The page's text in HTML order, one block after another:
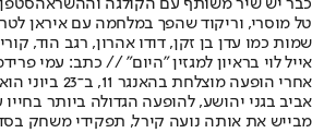
כבר יש שיר משותף עם הקולגה וההשראה
טל מוסרי, וריקוד שהפך במלחמה עם איראן
שמות כמו עדן בן זקן, דודו אהרון, רגב הוד,
אייל לוי בראיון למגזין "היום" // כתב: עמי
אחרי הופעה
אביב בגני יהושע, להופעה הגדולה ביותר
מבייש את אותה נועה קירל, תפקידי משחק